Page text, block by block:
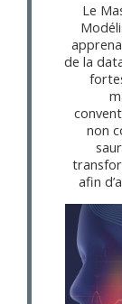
Le
de la
non
afin